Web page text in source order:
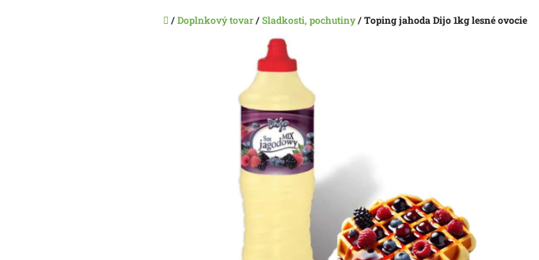
Domov
/Doplnkový tovar/Sladkosti, pochutiny/Toping jahoda Dijo 1kg lesné ovocie